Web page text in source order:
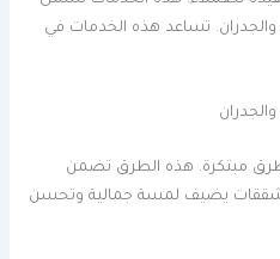
تساعد هذه الخدمات في
مبتكرة. هذه الطرق تضمن
يضيف لمسة جمالية وتحسن